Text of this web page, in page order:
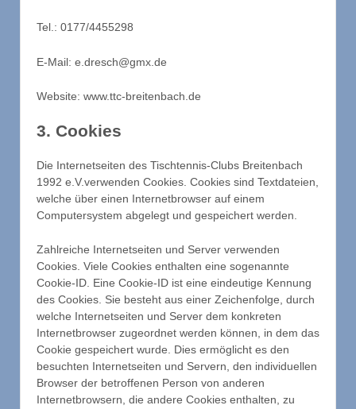
Tel.: 0177/4455298
E-Mail: e.dresch@gmx.de
Website: www.ttc-breitenbach.de
3. Cookies
Die Internetseiten des Tischtennis-Clubs Breitenbach
1992 e.V.verwenden Cookies. Cookies sind Textdateien,
welche über einen Internetbrowser auf einem
Computersystem abgelegt und gespeichert werden.
Zahlreiche Internetseiten und Server verwenden
Cookies. Viele Cookies enthalten eine sogenannte
Cookie-ID. Eine Cookie-ID ist eine eindeutige Kennung
des Cookies. Sie besteht aus einer Zeichenfolge, durch
welche Internetseiten und Server dem konkreten
Internetbrowser zugeordnet werden können, in dem das
Cookie gespeichert wurde. Dies ermöglicht es den
besuchten Internetseiten und Servern, den individuellen
Browser der betroffenen Person von anderen
Internetbrowsern, die andere Cookies enthalten, zu